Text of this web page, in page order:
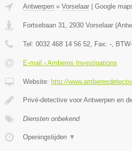
Antwerpen » Vorselaar Google
Fortsebaan 31 2930 Vorselaar (
Tel: 0032 468 14 56 52 , Fax: - ,
E-mail › Amberes Investigations
Website: http://
Privé-detective voor Antwerpen en
Diensten onbekend
Openingstijden ▼